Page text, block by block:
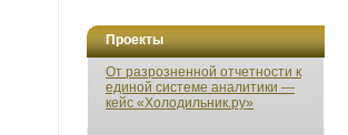
Проекты
От разрозненной отчетности к
единой системе аналитики —
кейс «Холодильник.ру»